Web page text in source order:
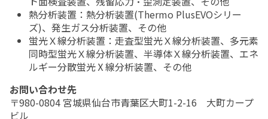
熱分析装置：熱分析装置(Thermo PlusEVOシリー
ズ)、発生ガス分析装置、その他
蛍光Ｘ線分析装置：走査型蛍光Ｘ線分析装置、多元素
同時型蛍光Ｘ線分析装置、半導体Ｘ線分析装置、エネ
ルギー分散蛍光Ⅹ線分析装置、その他
お問い合わせ先
〒980-0804 宮城県仙台市青葉区大町1-2-16 大町カープ
ビル